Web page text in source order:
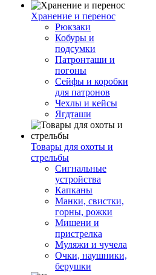
Хранение и перенос
Рюкзаки
Кобуры и
подсумки
Патронташи и
погоны
Сейфы и коробки
для патронов
Чехлы и кейсы
Ягдташи
Товары для охоты и
стрельбы
Сигнальные
устройства
Капканы
Манки, свистки,
горны, рожки
Мишени и
пристрелка
Муляжи и чучела
Очки, наушники,
берушки